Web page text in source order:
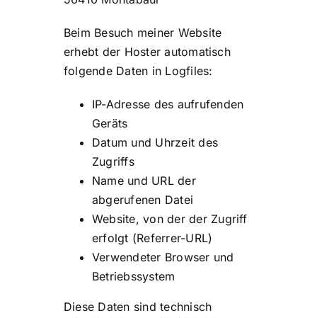
Beim Besuch meiner Website
erhebt der Hoster automatisch
folgende Daten in Logfiles:
IP-Adresse des aufrufenden
Geräts
Datum und Uhrzeit des
Zugriffs
Name und URL der
abgerufenen Datei
Website, von der der Zugriff
erfolgt (Referrer-URL)
Verwendeter Browser und
Betriebssystem
Diese Daten sind technisch